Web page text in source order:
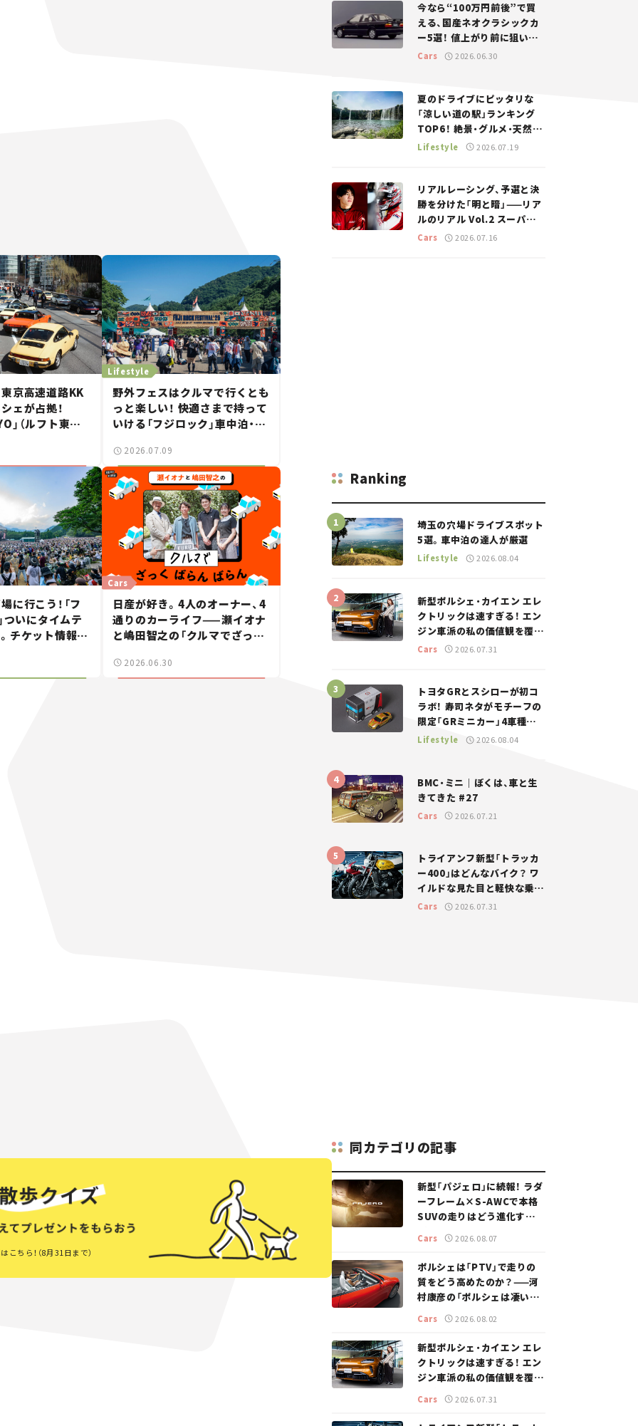
京高速道路KK
ェが占拠！
（ルフト東京）
Lifestyle
野外フェスはクルマで行くとも
っと楽しい！ 快適さまで持って
いける「フジロック」車中泊・ド
2026.07.09
に行こう！「フ
ついにタイムテ
チケット情報や
Cars
日産が好き。4人のオーナー、4
通りのカーライフ——瀬イオナ
と嶋田智之の「クルマでざっく
2026.06.30
こちら！（8月31日まで）
今なら“100万円前後”で買
える、国産ネオクラシックカ
ー5選！ 値上がり前に狙いた
い、中古車探しをお手伝い――ち
Cars 2026.06.30
夏のドライブにピッタリな
「涼しい道の駅」ランキング
TOP6！ 絶景・グルメ・天然ク
ーラーなど、避暑におすすめ
Lifestyle 2026.07.19
リアルレーシング、予選と決
勝を分けた「明と暗」——リア
ルのリアル Vol.2 スーパー
GT 2026開幕戦 岡山国際サ
Cars 2026.07.16
Ranking
埼玉の穴場ドライブスポット
5選。車中泊の達人が厳選
Lifestyle 2026.08.04
新型ポルシェ・カイエン エレ
クトリックは速すぎる！ エン
ジン車派の私の価値観を覆し
た、新しいポルシェの走り。
Cars 2026.07.31
トヨタGRとスシローが初コ
ラボ！ 寿司ネタがモチーフの
限定「GRミニカー」4車種が
登場。入手方法は？【クルマ
Lifestyle 2026.08.04
BMC・ミニ｜ぼくは、車と生
きてきた #27
Cars 2026.07.21
トライアンフ新型「トラッカ
ー400」はどんなバイク？ ワ
イルドな見た目と軽快な乗り
味を両立した400ccフラット
Cars 2026.07.31
同カテゴリの記事
新型「パジェロ」に続報！ ラダ
ーフレーム×S-AWCで本格
SUVの走りはどう進化する？
【新車ニュース】
Cars 2026.08.07
ポルシェは「PTV」で走りの
質をどう高めたのか？——河
村康彦の「ポルシェは凄い！」
Cars 2026.08.02
新型ポルシェ・カイエン エレ
クトリックは速すぎる！ エン
ジン車派の私の価値観を覆し
た、新しいポルシェの走り。
Cars 2026.07.31